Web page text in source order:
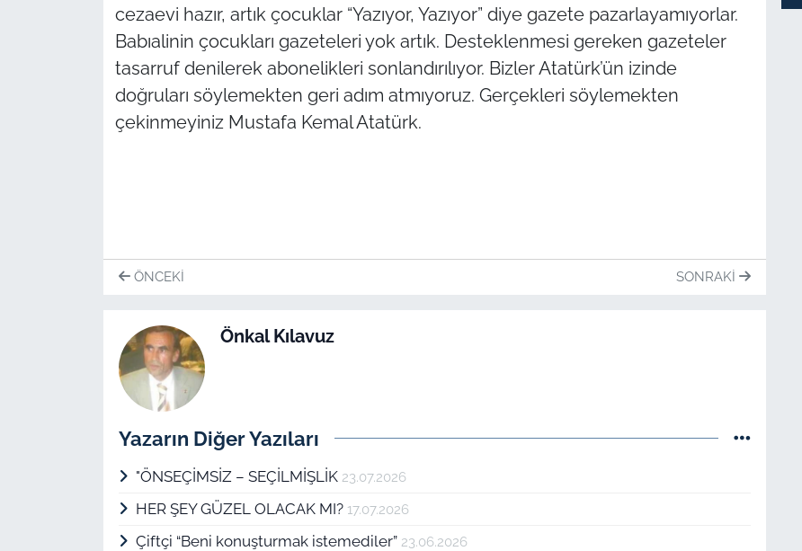
cezaevi hazır, artık çocuklar “Yazıyor, Yazıyor” diye gazete pazarlayamıyorlar.
Babıalinin çocukları gazeteleri yok artık. Desteklenmesi gereken gazeteler
tasarruf denilerek abonelikleri sonlandırılıyor. Bizler Atatürk’ün izinde
doğruları söylemekten geri adım atmıyoruz. Gerçekleri söylemekten
çekinmeyiniz Mustafa Kemal Atatürk.
ÖNCEKI SONRAKI
Önkal Kılavuz
Yazarın Diğer Yazıları
"ÖNSEÇİMSİZ – SEÇİLMİŞLİK 23.07.2026
HER ŞEY GÜZEL OLACAK MI? 17.07.2026
Çiftçi “Beni konuşturmak istemediler” 23.06.2026
İş Dünyası
Bilim Teknoloji
English News
Genel-A